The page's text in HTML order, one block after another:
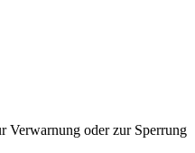
Verwarnung oder zur Sperrung